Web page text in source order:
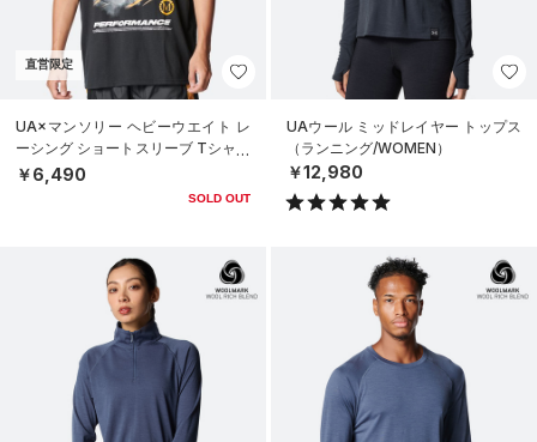
直営限定
UA×マンソリー ヘビーウエイト レ
ーシング ショートスリーブ Tシャツ
（ライフスタイル/MEN）
￥6,490
SOLD OUT
UAウール ミッドレイヤー トップス
（ランニング/WOMEN）
￥12,980